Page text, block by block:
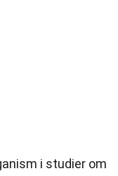
i studier om